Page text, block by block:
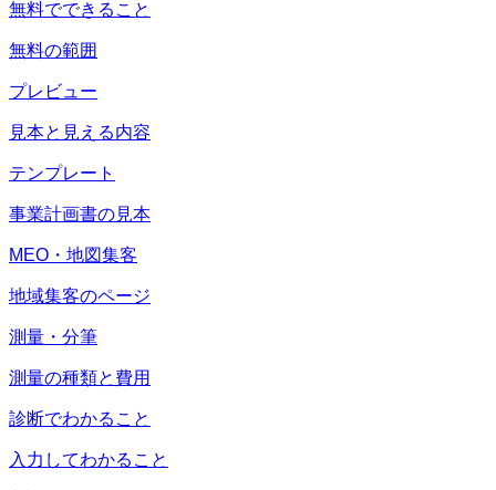
無料でできること
無料の範囲
プレビュー
見本と見える内容
テンプレート
事業計画書の見本
MEO・地図集客
地域集客のページ
測量・分筆
測量の種類と費用
診断でわかること
入力してわかること